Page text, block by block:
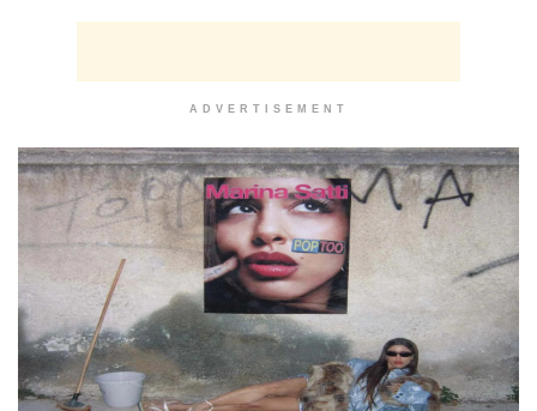
ADVERTISEMENT